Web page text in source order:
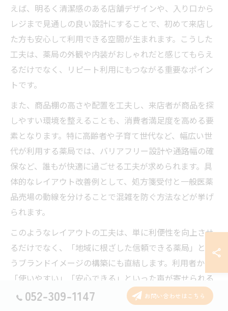
えば、明るく清潔感のある店舗デザインや、入り口から
レジまで見通しの良い設計にすることで、初めて来店し
た方も安心して利用できる空間が生まれます。こうした
工夫は、薬局の外観や内装がおしゃれだと感じてもらえ
るだけでなく、リピート利用にもつながる重要なポイン
トです。
また、商品棚の高さや配置を工夫し、来店者が商品を探
しやすい環境を整えることも、消費者満足度を高める要
素となります。特に高齢者や子育て世代など、幅広い世
代が利用する薬局では、バリアフリー設計や通路幅の確
保など、誰もが快適に過ごせる工夫が求められます。具
体的なレイアウト改善例として、処方箋受付と一般医薬
品売場の動線を分けることで混雑を防ぐ方法などが挙げ
られます。
このようなレイアウトの工夫は、単に利便性を向上させ
るだけでなく、「地域に根ざした信頼できる薬局」とい
うブランドイメージの構築にも直結します。利用者から
「使いやすい」「安心できる」といった声が寄せられる
ことで、薬局の評判やリピート率向上にもつながりま
052-309-1147 お問い合わせはこちら